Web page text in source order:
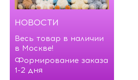
НОВОСТИ
Весь товар в наличии
в Москве!
Формирование заказа
1-2 дня